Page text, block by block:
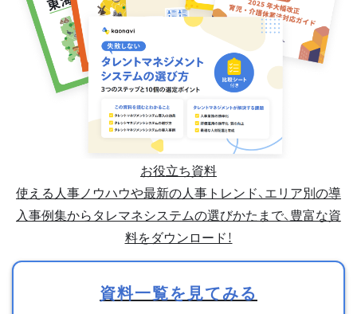
お役立ち資料
使える人事ノウハウや最新の人事トレンド、エリア別の導
入事例集からタレマネシステムの選びかたまで、豊富な資
料をダウンロード！
資料一覧を見てみる